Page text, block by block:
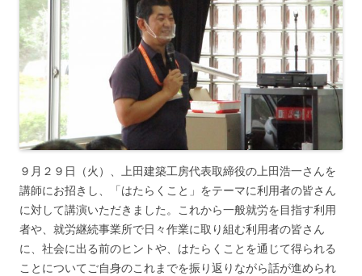
９月２９日（火）、上田建築工房代表取締役の上田浩一さんを
講師にお招きし、「はたらくこと」をテーマに利用者の皆さん
に対して講演いただきました。これから一般就労を目指す利用
者や、就労継続事業所で日々作業に取り組む利用者の皆さん
に、社会に出る前のヒントや、はたらくことを通じて得られる
ことについてご自身のこれまでを振り返りながら話が進められ